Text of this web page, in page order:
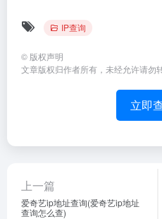
IP查询
© 版权声明
文章版权归作者所有，未经允许请勿转
立即
上一篇
爱奇艺ip地址查询(爱奇艺ip地址
查询怎么查)